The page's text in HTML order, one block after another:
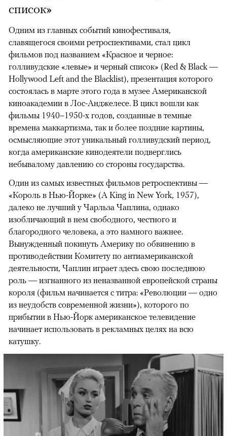
список»
Одним из главных событий кинофестиваля,
славящегося своими ретроспективами, стал цикл
фильмов под названием «Красное и черное:
голливудские «левые» и черный список» (Red & Black —
Hollywood Left and the Blacklist), презентация которого
состоялась в марте этого года в музее Американской
киноакадемии в Лос-Анджелесе. В цикл вошли как
фильмы 1940–1950-х годов, созданные в темные
времена маккартизма, так и более поздние картины,
осмысляющие этот уникальный голливудский период,
когда американские кинодеятели подверглись
небывалому давлению со стороны государства.
Один из самых известных фильмов ретроспективы —
«Король в Нью-Йорке» (A King in New York, 1957),
далеко не лучший у Чарльза Чаплина, однако
изобличающий в нем свободного, честного и
благородного человека, а это намного важнее.
Вынужденный покинуть Америку по обвинению в
противодействии Комитету по антиамериканской
деятельности, Чаплин играет здесь свою последнюю
роль — изгнанного из неназванной европейской страны
короля (фильм начинается с титра: «Революции — одно
из неудобств современной жизни»), которого по
прибытии в Нью-Йорк американское телевидение
начинает использовать в рекламных целях на всю
катушку.